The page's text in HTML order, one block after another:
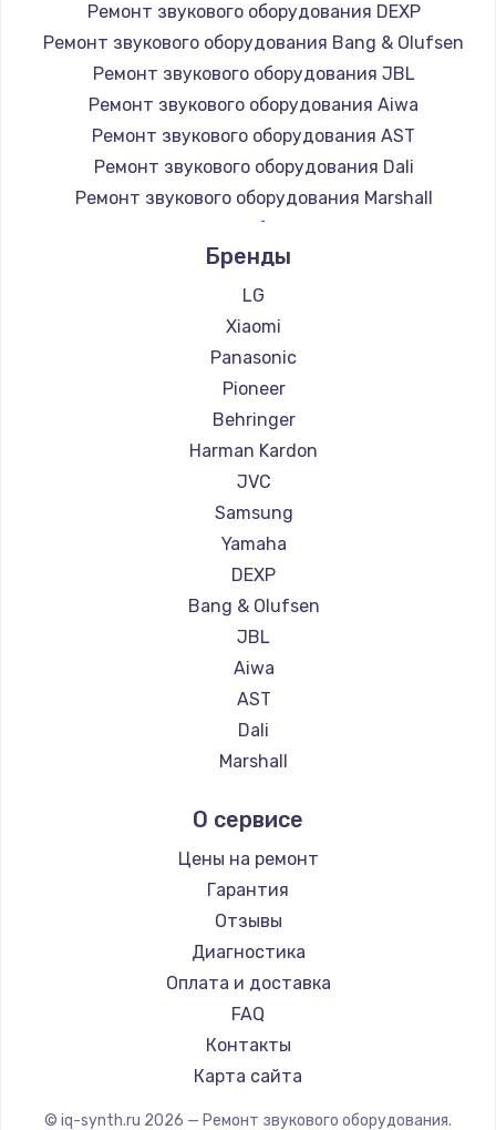
Ремонт звукового оборудования DEXP
Ремонт звукового оборудования Bang & Olufsen
Ремонт звукового оборудования JBL
Ремонт звукового оборудования Aiwa
Ремонт звукового оборудования AST
Ремонт звукового оборудования Dali
Ремонт звукового оборудования Marshall
Ремонт звукового оборудования Supra
Бренды
LG
Xiaomi
Panasonic
Pioneer
Behringer
Harman Kardon
JVC
Samsung
Yamaha
DEXP
Bang & Olufsen
JBL
Aiwa
AST
Dali
Marshall
О сервисе
Цены на ремонт
Гарантия
Отзывы
Диагностика
Оплата и доставка
FAQ
Контакты
Карта сайта
© iq-synth.ru 2026 — Ремонт звукового оборудования.